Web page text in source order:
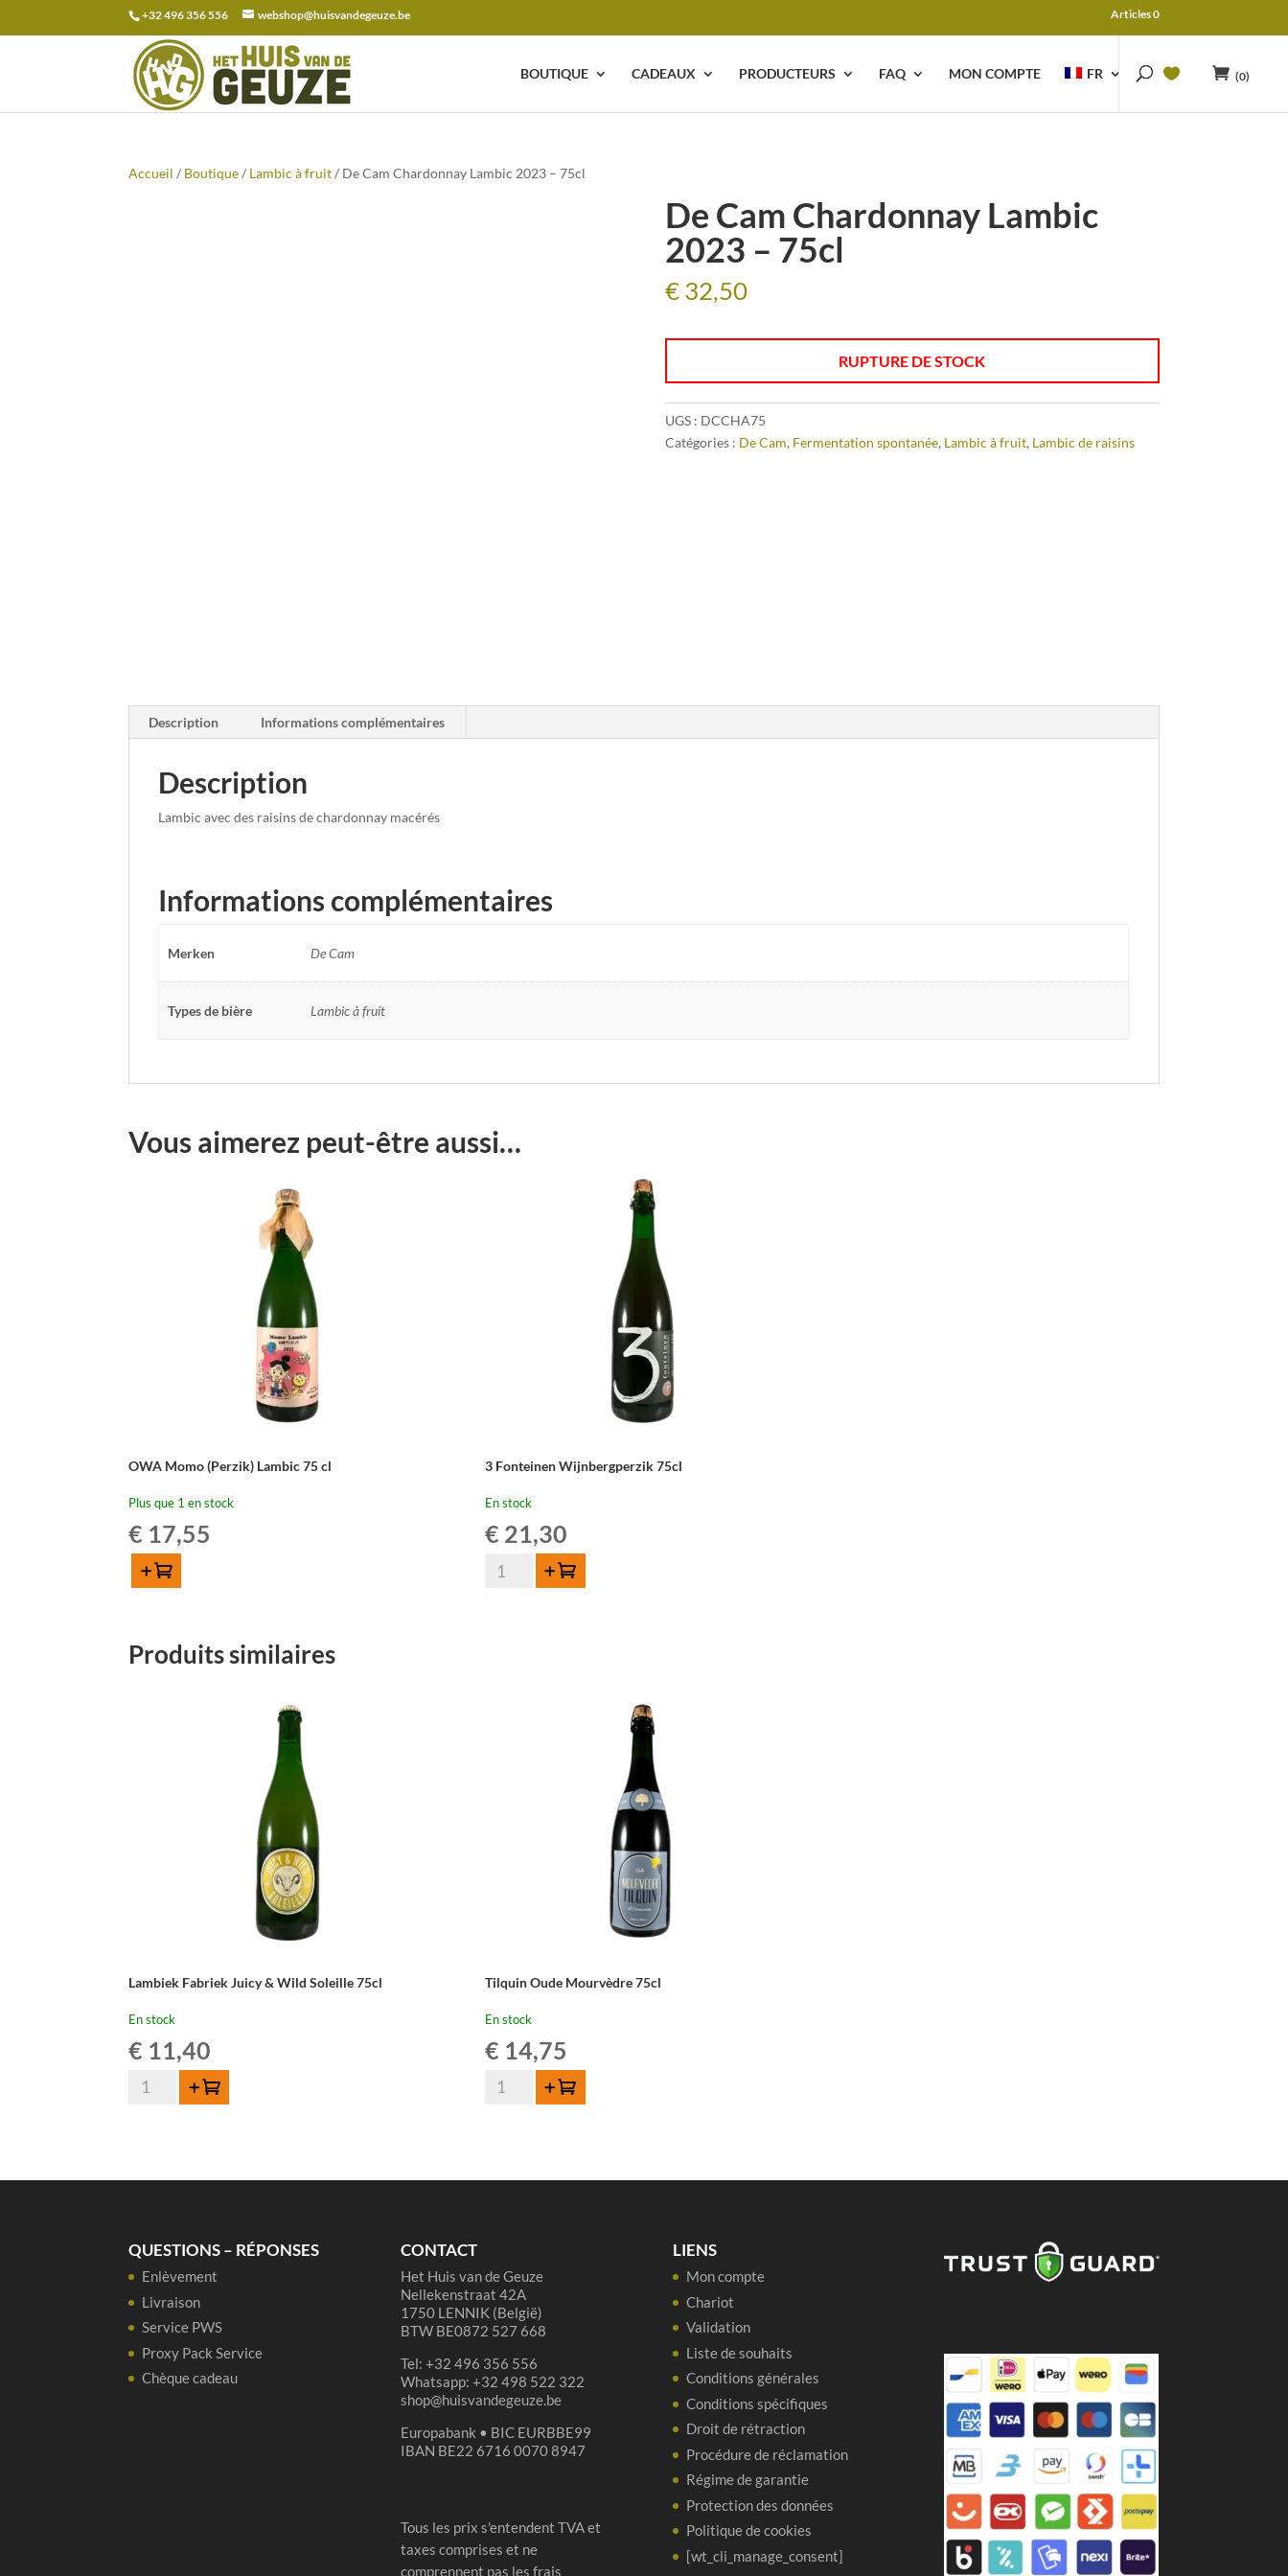
+32 496 356 556 webshop@huisvandegeuze.be Articles 0
BOUTIQUE CADEAUX PRODUCTEURS FAQ MON COMPTE FR (0)
Recherche
pour :
Accueil / Boutique/ Lambic à fruit/ De Cam Chardonnay Lambic 2023 – 75cl
De Cam Chardonnay Lambic
2023 – 75cl
€32,50
RUPTURE DE STOCK
UGS : DCCHA75
Catégories : De Cam, Fermentation spontanée, Lambic à fruit, Lambic de raisins
Description Informations complémentaires
Description
Lambic avec des raisins de chardonnay macérés
Informations complémentaires
Merken De Cam
Types de bière Lambic à fruit
Vous aimerez peut-être aussi…
OWA Momo (Perzik) Lambic 75 cl
Plus que 1 en stock
€ 17,55
OWA
Momo
Ajouter au panier
3 Fonteinen Wijnbergperzik 75cl
En stock
€ 21,30
quantité
Ajouter au panier
Produits similaires
Lambiek Fabriek Juicy & Wild Soleille 75cl
En stock
€ 11,40
quantité
75cl
Ajouter au panier
Tilquin Oude Mourvèdre 75cl
En stock
€ 14,75
quantité
Ajouter au panier
QUESTIONS – RÉPONSES
Enlèvement
Livraison
Service PWS
Proxy Pack Service
Chèque cadeau
CONTACT
Het Huis van de Geuze
Nellekenstraat 42A
1750 LENNIK (België)
BTW BE0872 527 668
Tel: +32 496 356 556
Whatsapp: +32 498 522 322
shop@huisvandegeuze.be
Europabank • BIC EURBBE99
IBAN BE22 6716 0070 8947
Tous les prix s'entendent TVA et
taxes comprises et ne
comprennent pas les frais
LIENS
Mon compte
Chariot
Validation
Liste de souhaits
Conditions générales
Conditions spécifiques
Droit de rétraction
Procédure de réclamation
Régime de garantie
Protection des données
Politique de cookies
[wt_cli_manage_consent]